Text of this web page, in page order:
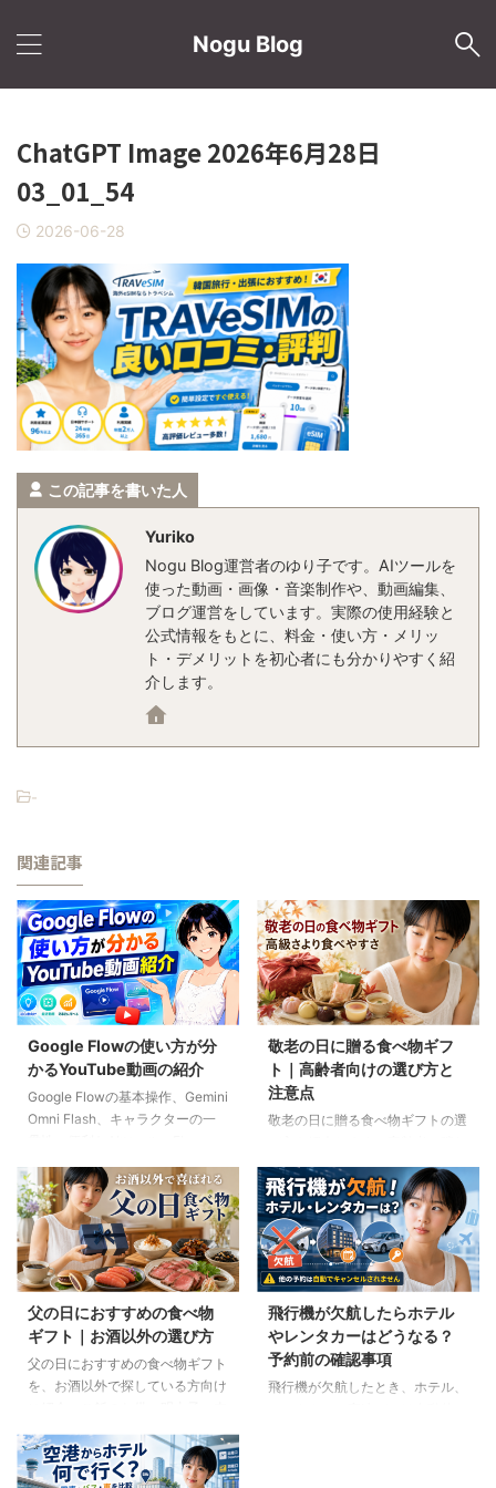
Nogu Blog
ChatGPT Image 2026年6月28日
03_01_54
2026-06-28
この記事を書いた人
Yuriko
Nogu Blog運営者のゆり子です。AIツールを
使った動画・画像・音楽制作や、動画編集、
ブログ運営をしています。実際の使用経験と
公式情報をもとに、料金・使い方・メリッ
ト・デメリットを初心者にも分かりやすく紹
介します。
-
関連記事
Google Flowの使い方が分
かるYouTube動画の紹介
Google Flowの基本操作、Gemini
Omni Flash、キャラクターの一
研究室の長編動画18本を、目的別
に分かりやすく紹介します。
敬老の日に贈る食べ物ギフ
ト｜高齢者向けの選び方と
注意点
敬老の日に贈る食べ物ギフトの選
力や好み、食事制限、保存方法に
配慮しながら、和菓子、スープ、
ご飯のお供、やわらか食などの候
補をわかりやすく解説します。
父の日におすすめの食べ物
ギフト｜お酒以外の選び方
父の日におすすめの食べ物ギフト
を、お酒以外で探している方向け
など、父の好みに合わせた選び方
と注意点を解説します。
飛行機が欠航したらホテル
やレンタカーはどうなる？
予約前の確認事項
飛行機が欠航したとき、ホテル、